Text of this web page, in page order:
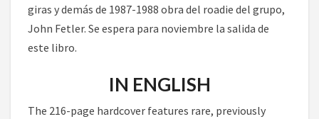
giras y demás de 1987-1988 obra del roadie del grupo,
John Fetler. Se espera para noviembre la salida de
este libro.
IN ENGLISH
The 216-page hardcover features rare, previously